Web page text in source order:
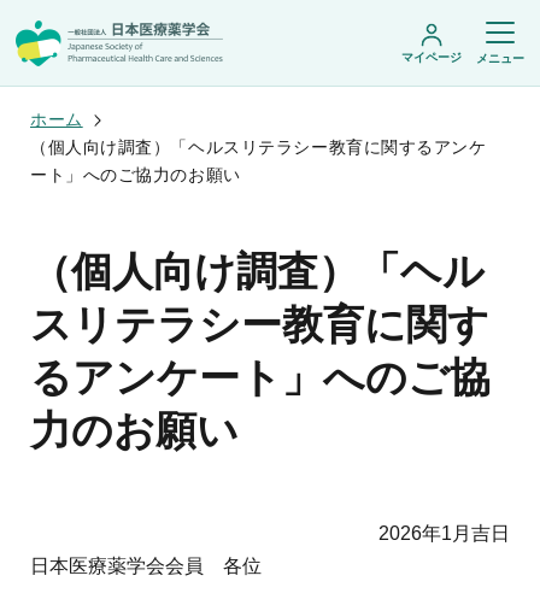
会頭挨拶
設立趣旨・活動概要
沿革・あゆみ
組織・名簿
委員会
規程・細則
情報公開
学会概要
学術集会・セミナー
開催予定のイベント一覧
年会
医療薬学公開シンポジウム
フレッシャーズ・カンファランス
臨床研究セミナー
薬物療法集中講義
その他の主催イベント
学術誌・書籍
医療薬学
JPHCS（英文誌）
出版書籍
専門薬剤師制度
専門薬剤師制度トップ
海外研修
他団体との連携協力トップ
マイページ メニュー
ホーム
（個人向け調査）「ヘルスリテラシー教育に関するアンケ
ート」へのご協力のお願い
（個人向け調査）「ヘル
スリテラシー教育に関す
るアンケート」へのご協
力のお願い
2026年1月吉日
日本医療薬学会会員 各位